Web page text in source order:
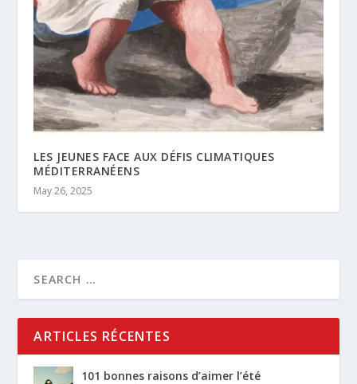
LES JEUNES FACE AUX DÉFIS CLIMATIQUES
MÉDITERRANÉENS
May 26, 2025
ARTICLES RÉCENTES
101 bonnes raisons d’aimer l’été